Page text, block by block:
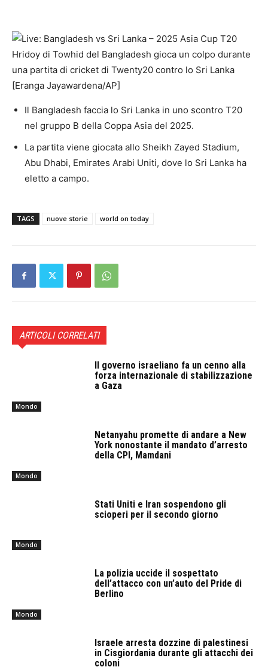
Hridoy di Towhid del Bangladesh gioca un colpo durante
una partita di cricket di Twenty20 contro lo Sri Lanka
[Eranga Jayawardena/AP]
Il Bangladesh faccia lo Sri Lanka in uno scontro T20
nel gruppo B della Coppa Asia del 2025.
La partita viene giocata allo Sheikh Zayed Stadium,
Abu Dhabi, Emirates Arabi Uniti, dove lo Sri Lanka ha
eletto a campo.
TAGS nuove storie world on today
ARTICOLI CORRELATI
Mondo
Il governo israeliano fa un cenno alla
forza internazionale di stabilizzazione
a Gaza
Mondo
Netanyahu promette di andare a New
York nonostante il mandato d’arresto
della CPI, Mamdani
Mondo
Stati Uniti e Iran sospendono gli
scioperi per il secondo giorno
Mondo
La polizia uccide il sospettato
dell’attacco con un’auto del Pride di
Berlino
Israele arresta dozzine di palestinesi
in Cisgiordania durante gli attacchi dei
coloni